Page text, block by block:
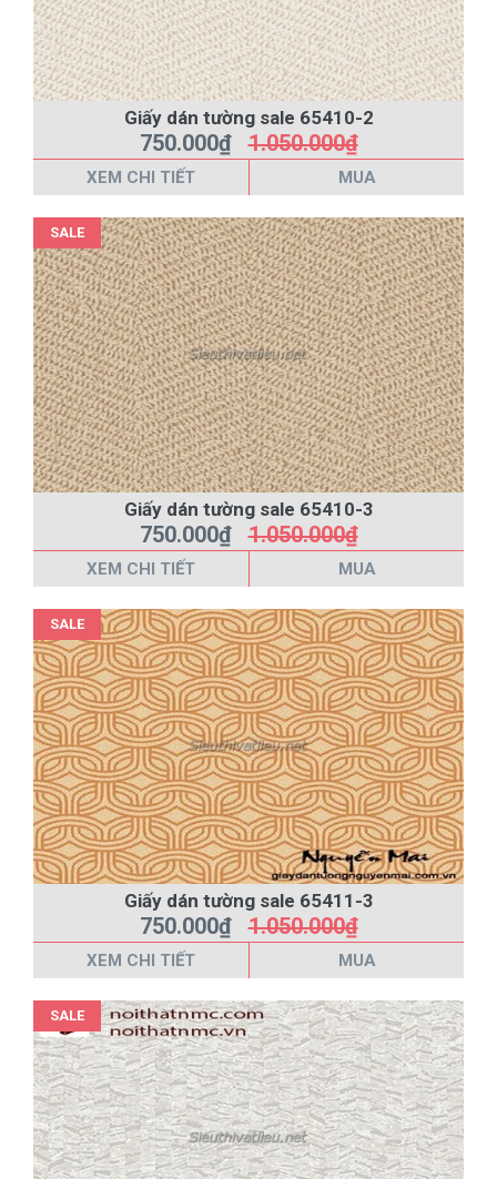
Giấy dán tường sale 65410-2
750.000₫1.050.000₫
XEM CHI TIẾT MUA
SALE
Giấy dán tường sale 65410-3
750.000₫1.050.000₫
XEM CHI TIẾT MUA
SALE
Giấy dán tường sale 65411-3
750.000₫1.050.000₫
XEM CHI TIẾT MUA
SALE